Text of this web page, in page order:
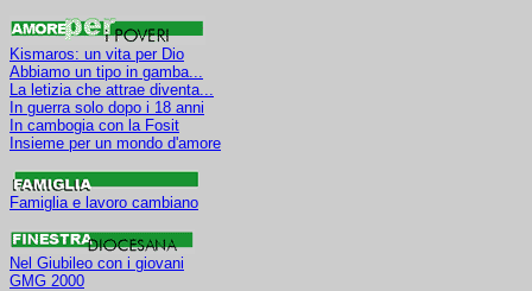
Kismaros: un vita per Dio
Abbiamo un tipo in gamba...
In guerra solo dopo i 18 anni
In cambogia con la Fosit
Insieme per un mondo d'amore
Famiglia e lavoro cambiano
Nel Giubileo con i giovani
GMG 2000